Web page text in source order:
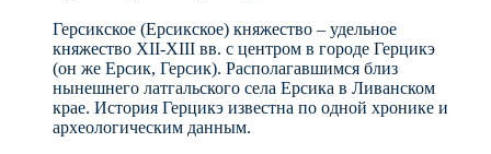
Герсикское (Ерсикское) княжество – удельное
княжество XII-XIII вв. с центром в городе Герцикэ
(он же Ерсик, Герсик). Располагавшимся близ
нынешнего латгальского села Ерсика в Ливанском
крае. История Герцикэ известна по одной хронике и
археологическим данным.